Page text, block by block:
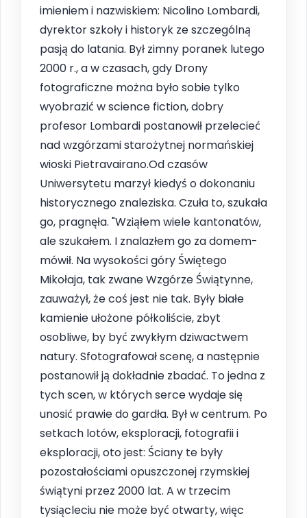
imieniem i nazwiskiem: Nicolino Lombardi,
dyrektor szkoły i historyk ze szczególną
pasją do latania. Był zimny poranek lutego
2000 r., a w czasach, gdy Drony
fotograficzne można było sobie tylko
wyobrazić w science fiction, dobry
profesor Lombardi postanowił przelecieć
nad wzgórzami starożytnej normańskiej
wioski Pietravairano.Od czasów
Uniwersytetu marzył kiedyś o dokonaniu
historycznego znaleziska. Czuła to, szukała
go, pragnęła. "Wziąłem wiele kantonatów,
ale szukałem. I znalazłem go za domem-
mówił. Na wysokości góry Świętego
Mikołaja, tak zwane Wzgórze Świątynne,
zauważył, że coś jest nie tak. Były białe
kamienie ułożone półkoliście, zbyt
osobliwe, by być zwykłym dziwactwem
natury. Sfotografował scenę, a następnie
postanowił ją dokładnie zbadać. To jedna z
tych scen, w których serce wydaje się
unosić prawie do gardła. Był w centrum. Po
setkach lotów, eksploracji, fotografii i
eksploracji, oto jest: Ściany te były
pozostałościami opuszczonej rzymskiej
świątyni przez 2000 lat. A w trzecim
tysiącleciu nie może być otwarty, więc